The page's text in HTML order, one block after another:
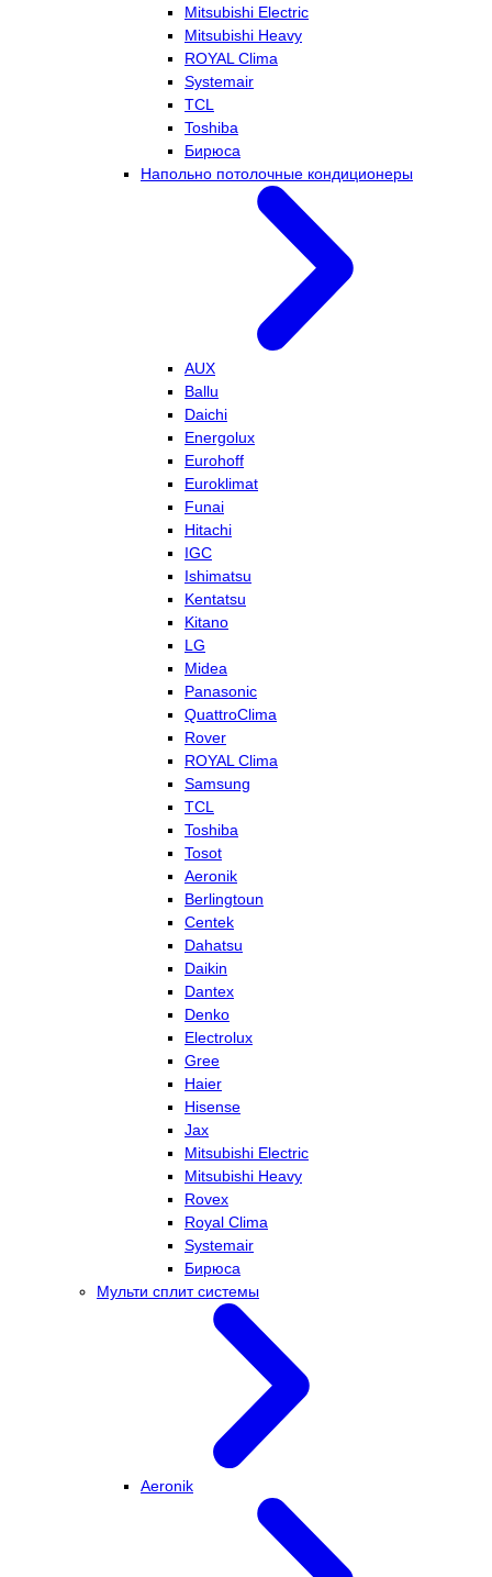
Mitsubishi Electric
Mitsubishi Heavy
ROYAL Clima
Systemair
TCL
Toshiba
Бирюса
Напольно потолочные кондиционеры
AUX
Ballu
Daichi
Energolux
Eurohoff
Euroklimat
Funai
Hitachi
IGC
Ishimatsu
Kentatsu
Kitano
LG
Midea
Panasonic
QuattroClima
Rover
ROYAL Clima
Samsung
TCL
Toshiba
Tosot
Aeronik
Berlingtoun
Centek
Dahatsu
Daikin
Dantex
Denko
Electrolux
Gree
Haier
Hisense
Jax
Mitsubishi Electric
Mitsubishi Heavy
Rovex
Royal Clima
Systemair
Бирюса
Мульти сплит системы
Aeronik